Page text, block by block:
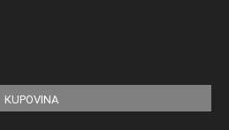
KUPOVINA